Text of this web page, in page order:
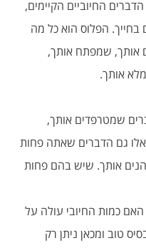
החיוביים הקיימים,
הפלוס הוא כל מה
אותך, שמפתח אותך,
אותך.
שמטרפדים אותך,
גם הדברים שאתה פחות
אותך. שיש בהם פחות
כמות החיובי עולה על
טוב ומכאן ניתן רק